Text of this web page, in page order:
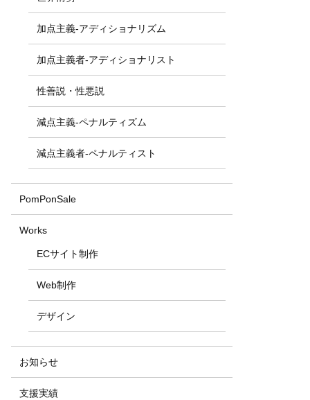
加点主義-アディショナリズム
加点主義者-アディショナリスト
性善説・性悪説
減点主義-ペナルティズム
減点主義者-ペナルティスト
PomPonSale
Works
ECサイト制作
Web制作
デザイン
お知らせ
支援実績